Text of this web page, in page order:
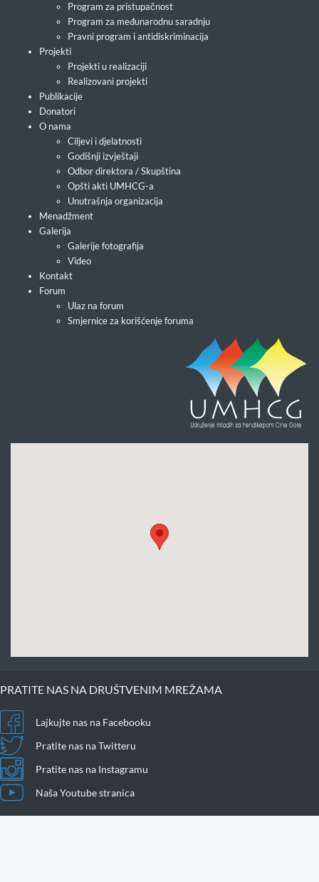
Program za pristupačnost
Program za međunarodnu saradnju
Pravni program i antidiskriminacija
Projekti
Projekti u realizaciji
Realizovani projekti
Publikacije
Donatori
O nama
Ciljevi i djelatnosti
Godišnji izvještaji
Odbor direktora / Skupština
Opšti akti UMHCG-a
Unutrašnja organizacija
Menadžment
Galerija
Galerije fotografija
Video
Kontakt
Forum
Ulaz na forum
Smjernice za korišćenje foruma
PRATITE NAS NA DRUŠTVENIM MREŽAMA
Lajkujte nas na Facebooku
Pratite nas na Twitteru
Pratite nas na Instagramu
Naša Youtube stranica